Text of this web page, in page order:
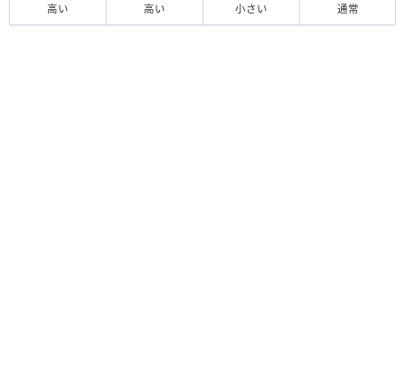
高い 高い 小さい 通常